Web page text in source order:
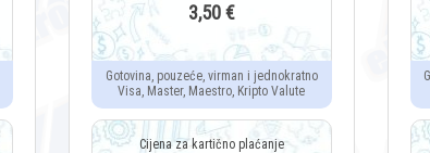
3,50 €
Gotovina, pouzeće, virman i jednokratno
Visa, Master, Maestro, Kripto Valute